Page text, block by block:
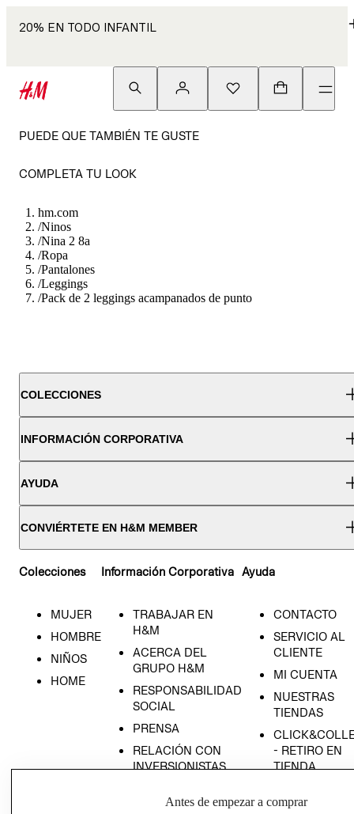
20% EN TODO INFANTIL
PUEDE QUE TAMBIÉN TE GUSTE
COMPLETA TU LOOK
hm.com
/Ninos
/Nina 2 8a
/Ropa
/Pantalones
/Leggings
/Pack de 2 leggings acampanados de punto
COLECCIONES
INFORMACIÓN CORPORATIVA
AYUDA
CONVIÉRTETE EN H&M MEMBER
Colecciones
MUJER
HOMBRE
NIÑOS
HOME
Información Corporativa
TRABAJAR EN
H&M
ACERCA DEL
GRUPO H&M
RESPONSABILIDAD
SOCIAL
PRENSA
RELACIÓN CON
INVERSIONISTAS
EMPRESARIAL
Ayuda
CONTACTO
SERVICIO AL
CLIENTE
MI CUENTA
NUESTRAS
TIENDAS
- RETIRO EN
TIENDA
CONDICIONES
Antes de empezar a comprar